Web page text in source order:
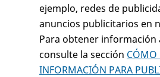
ejemplo, redes de
anuncios publicitarios en
Para obtener información
consulte la sección CÓMO
INFORMACIÓN PARA